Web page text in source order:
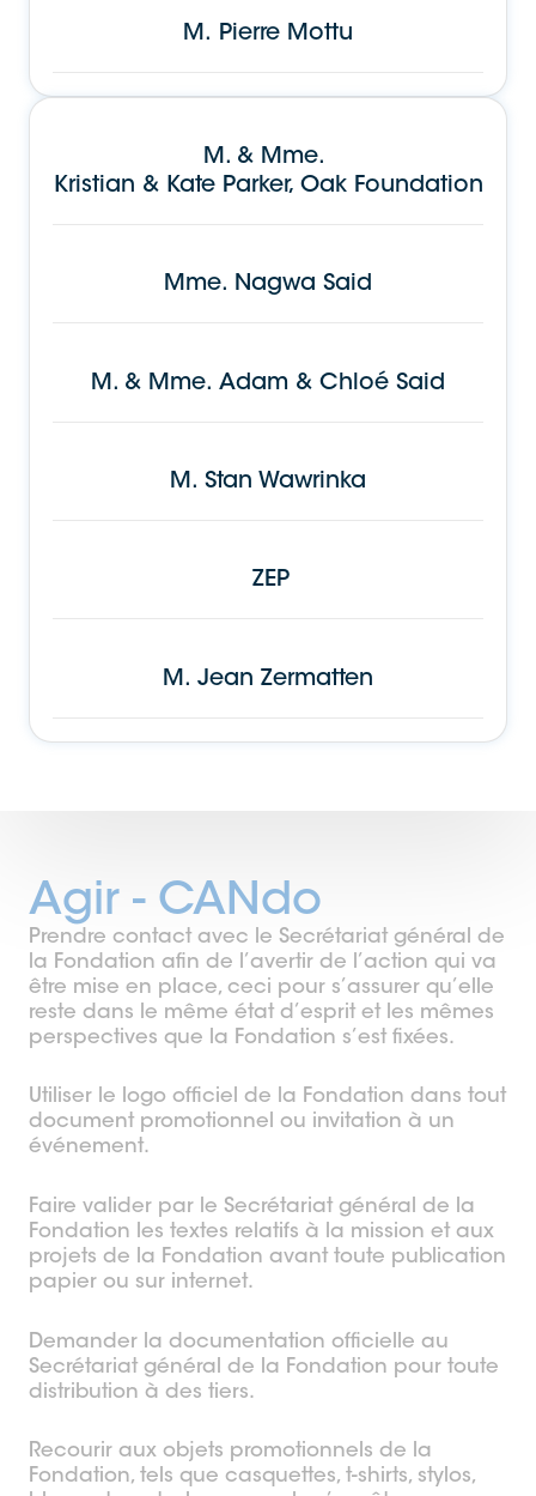
M. Pierre Mottu
M. & Mme.
Kristian & Kate Parker, Oak Foundation
Mme. Nagwa Said
M. & Mme. Adam & Chloé Said
M. Stan Wawrinka
ZEP
M. Jean Zermatten
Agir - CANdo
Prendre contact avec le Secrétariat général de
la Fondation afin de l’avertir de l’action qui va
être mise en place, ceci pour s’assurer qu’elle
reste dans le même état d’esprit et les mêmes
perspectives que la Fondation s’est fixées.
Utiliser le logo officiel de la Fondation dans tout
document promotionnel ou invitation à un
événement.
Faire valider par le Secrétariat général de la
Fondation les textes relatifs à la mission et aux
projets de la Fondation avant toute publication
papier ou sur internet.
Demander la documentation officielle au
Secrétariat général de la Fondation pour toute
distribution à des tiers.
Recourir aux objets promotionnels de la
Fondation, tels que casquettes, t-shirts, stylos,